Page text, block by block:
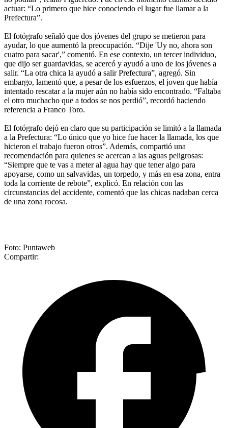
actuar: “Lo primero que hice conociendo el lugar fue llamar a la
Prefectura”.
El fotógrafo señaló que dos jóvenes del grupo se metieron para
ayudar, lo que aumentó la preocupación. “Dije 'Uy no, ahora son
cuatro para sacar',” comentó. En ese contexto, un tercer individuo,
que dijo ser guardavidas, se acercó y ayudó a uno de los jóvenes a
salir. “La otra chica la ayudó a salir Prefectura”, agregó. Sin
embargo, lamentó que, a pesar de los esfuerzos, el joven que había
intentado rescatar a la mujer aún no había sido encontrado. “Faltaba
el otro muchacho que a todos se nos perdió”, recordó haciendo
referencia a Franco Toro.
El fotógrafo dejó en claro que su participación se limitó a la llamada
a la Prefectura: “Lo único que yo hice fue hacer la llamada, los que
hicieron el trabajo fueron otros”. Además, compartió una
recomendación para quienes se acercan a las aguas peligrosas:
“Siempre que te vas a meter al agua hay que tener algo para
apoyarse, como un salvavidas, un torpedo, y más en esa zona, entra
toda la corriente de rebote”, explicó. En relación con las
circunstancias del accidente, comentó que las chicas nadaban cerca
de una zona rocosa.
Foto: Puntaweb
Compartir: